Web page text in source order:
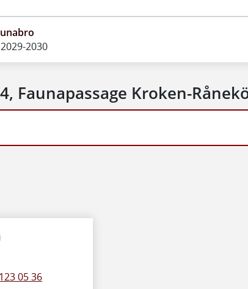
2030
Faunapassage Kroken-
05 36